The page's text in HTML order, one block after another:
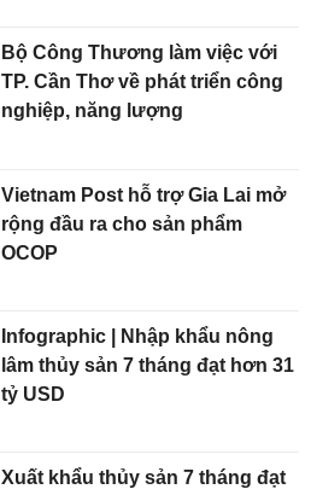
Bộ Công Thương làm việc với
TP. Cần Thơ về phát triển công
nghiệp, năng lượng
Vietnam Post hỗ trợ Gia Lai mở
rộng đầu ra cho sản phẩm
OCOP
Infographic | Nhập khẩu nông
lâm thủy sản 7 tháng đạt hơn 31
tỷ USD
Xuất khẩu thủy sản 7 tháng đạt